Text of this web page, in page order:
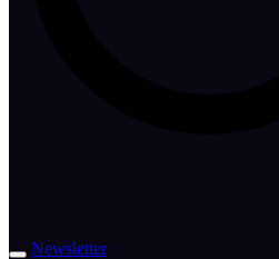
Newsletter